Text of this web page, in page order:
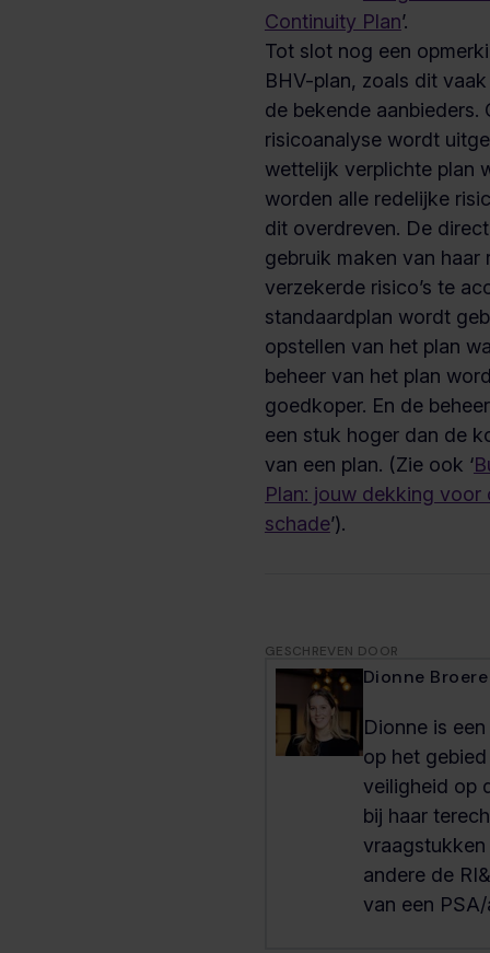
Continuity Plan’.
Tot slot nog een
BHV-plan, zoals dit
de bekende aanbieders.
risicoanalyse wordt
wettelijk verplichte plan
worden alle redelijke
dit overdreven. De
gebruik maken van haar
verzekerde risico’s te
standaardplan wordt
opstellen van het plan
beheer van het plan
goedkoper. En de
een stuk hoger dan de
van een plan. (Zie ook ‘
Plan: jouw dekking voor
schade’).
GESCHREVEN DOOR
Dionne Broere
Dionne is
op het
veiligheid op
bij haar
andere de
van een